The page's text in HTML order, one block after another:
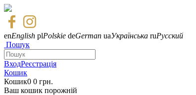
enEnglish plPolskie deGerman uaУкраїнська ruРусский
Пошук
ВходРеєстрація
Кошик
Кошик0 0 грн.
Ваш кошик порожній